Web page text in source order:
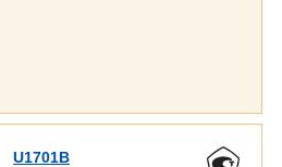
U1701B